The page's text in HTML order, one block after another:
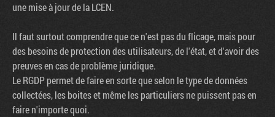
une mise à jour de la LCEN.
Il faut surtout comprendre que ce n'est pas du flicage, mais pour
des besoins de protection des utilisateurs, de l'état, et d'avoir des
preuves en cas de problème juridique.
Le RGDP permet de faire en sorte que selon le type de données
collectées, les boites et même les particuliers ne puissent pas en
faire n'importe quoi.